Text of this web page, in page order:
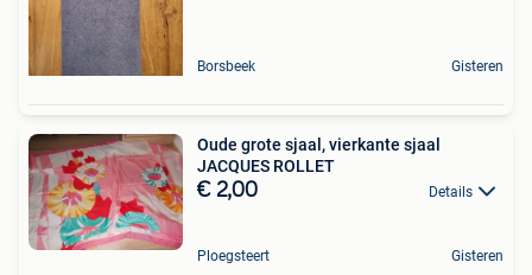
Borsbeek Gisteren
Oude grote sjaal, vierkante sjaal
JACQUES ROLLET
€ 2,00 Details
Ploegsteert Gisteren